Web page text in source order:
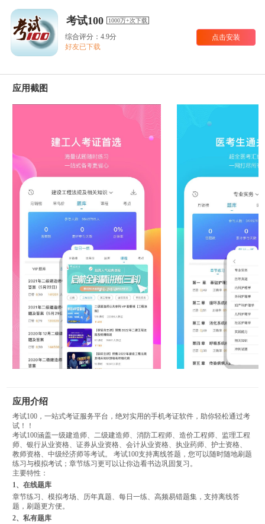
考试100 1000万+次下载
综合评分：4.9分
好友已下载
点击安装
应用截图
应用介绍
考试100，一站式考证服务平台，绝对实用的手机考证软件，助你轻松通过考
试！！
考试100涵盖一级建造师、二级建造师、消防工程师、造价工程师、监理工程
师、银行从业资格、证券从业资格、会计从业资格、执业药师、护士资格、
教师资格、中级经济师等考试。 考试100支持离线答题，您可以随时随地刷题
练习与模拟考试；章节练习更可以让你边看书边巩固复习。
主要特性：
1、在线题库
章节练习、模拟考场、历年真题、每日一练、高频易错题集，支持离线答
题，刷题更方便。
2、私有题库